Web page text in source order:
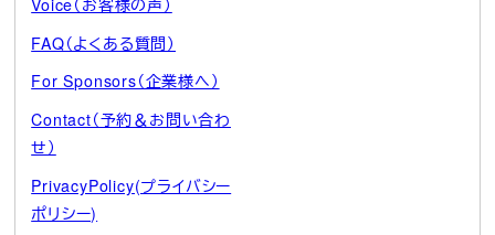
Voice（お客様の声）
FAQ（よくある質問）
For Sponsors（企業様へ）
Contact（予約＆お問い合わ
せ）
PrivacyPolicy(プライバシー
ポリシー)